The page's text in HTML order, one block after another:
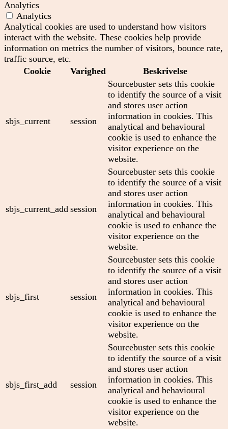
Analytics
Analytics
Analytical cookies are used to understand how visitors
interact with the website. These cookies help provide
information on metrics the number of visitors, bounce rate,
traffic source, etc.
Cookie
Varighed Beskrivelse
sbjs_current session
Sourcebuster sets this cookie
to identify the source of a visit
and stores user action
information in cookies. This
analytical and behavioural
cookie is used to enhance the
visitor experience on the
website.
sbjs_current_add session
Sourcebuster sets this cookie
to identify the source of a visit
and stores user action
information in cookies. This
analytical and behavioural
cookie is used to enhance the
visitor experience on the
website.
sbjs_first session
Sourcebuster sets this cookie
to identify the source of a visit
and stores user action
information in cookies. This
analytical and behavioural
cookie is used to enhance the
visitor experience on the
website.
sbjs_first_add session
Sourcebuster sets this cookie
to identify the source of a visit
and stores user action
information in cookies. This
analytical and behavioural
cookie is used to enhance the
visitor experience on the
website.